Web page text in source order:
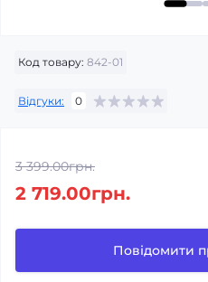
Код товару: 842-01
Відгуки: 0
3 399.00грн.
2 719.00грн.
Повідомити